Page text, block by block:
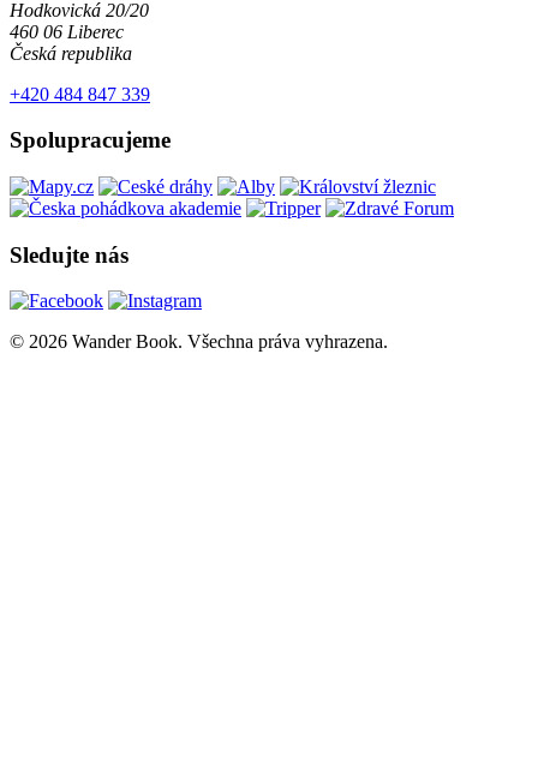
Hodkovická 20/20
460 06 Liberec
Česká republika
+420 484 847 339
Spolupracujeme
Sledujte nás
© 2026 Wander Book. Všechna práva vyhrazena.